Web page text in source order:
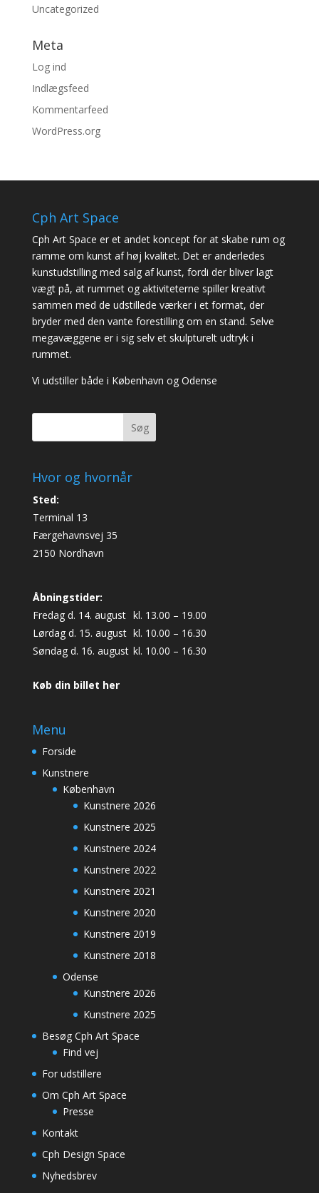
Uncategorized
Meta
Log ind
Indlægsfeed
Kommentarfeed
WordPress.org
Cph Art Space
Cph Art Space er et andet koncept for at skabe rum og
ramme om kunst af høj kvalitet. Det er anderledes
kunstudstilling med salg af kunst, fordi der bliver lagt
vægt på, at rummet og aktiviteterne spiller kreativt
sammen med de udstillede værker i et format, der
bryder med den vante forestilling om en stand. Selve
megavæggene er i sig selv et skulpturelt udtryk i
rummet.
Vi udstiller både i København og Odense
Søg
Hvor og hvornår
Sted:
Terminal 13
Færgehavnsvej 35
2150 Nordhavn
Åbningstider:
Fredag d. 14. august kl. 13.00 – 19.00
Lørdag d. 15. august kl. 10.00 – 16.30
Søndag d. 16. august kl. 10.00 – 16.30
Køb din billet her
Menu
Forside
Kunstnere
København
Kunstnere 2026
Kunstnere 2025
Kunstnere 2024
Kunstnere 2022
Kunstnere 2021
Kunstnere 2020
Kunstnere 2019
Kunstnere 2018
Odense
Kunstnere 2026
Kunstnere 2025
Besøg Cph Art Space
Find vej
For udstillere
Om Cph Art Space
Presse
Kontakt
Cph Design Space
Nyhedsbrev